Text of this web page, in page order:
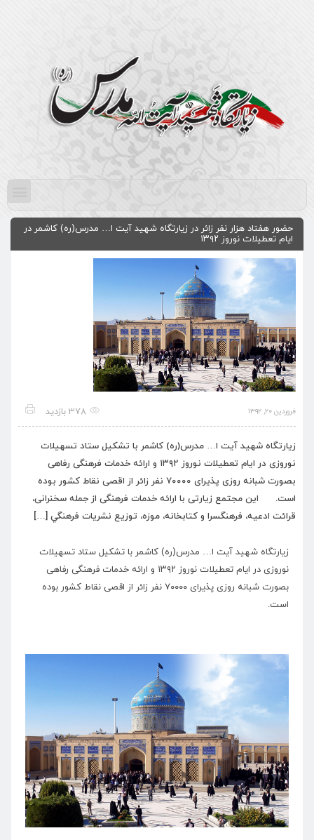
حضور هفتاد هزار نفر زائر در زیارتگاه شهید آیت ا… مدرس(ره) کاشمر در
ايام تعطيلات نوروز ۱۳۹۲
فروردین ۲۰, ۱۳۹۲ 378 بازدید
زیارتگاه شهید آیت ا… مدرس(ره) کاشمر با تشکیل ستاد تسهیلات
نوروزی در ایام تعطیلات نوروز ۱۳۹۲ و ارائه خدمات فرهنگی رفاهی
بصورت شبانه روزی پذیرای ۷۰۰۰۰ نفر زائر از اقصی نقاط کشور بوده
است. این مجتمع زیارتی با ارائه خدمات فرهنگی از جمله سخنرانی،
قرائت ادعیه، فرهنگسرا و کتابخانه، موزه، توزيع نشريات فرهنگي […]
زیارتگاه شهید آیت ا… مدرس(ره) کاشمر با تشکیل ستاد تسهیلات
نوروزی در ایام تعطیلات نوروز ۱۳۹۲ و ارائه خدمات فرهنگی رفاهی
بصورت شبانه روزی پذیرای ۷۰۰۰۰ نفر زائر از اقصی نقاط کشور بوده
است.